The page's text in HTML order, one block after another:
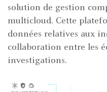
solution de gestion
multicloud. Cette
données relatives aux
collaboration entre les
investigations.